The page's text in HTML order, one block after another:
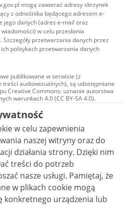
mogą zawierać adresy skrzynek
z odnośnika będącego adresem e-
jego danych (adres e-mail oraz
w celu przesłania
przetwarzania danych przez
politykach przetwarzania danych
publikowane w serwisie (z
treści audiowizualnych), są udostępniane
Creative Commons: uznanie autorstwa
warunkach 4.0 (CC BY-SA 4.0).
w tym zdjęcia, materiały
są udostępniane na licencji typu
uznanie autorstwa użycie
- bez utworów zależnych 4.0 (CC BY-
ile nie jest to stwierdzone inaczej.
w celu zapewnienia
naszej witryny oraz do
strony. Dzięki nim
treści do potrzeb
usługi. Pamiętaj, że
w plikach cookie mogą
konkretnego urządzenia lub